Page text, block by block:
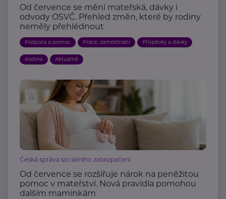
Od července se mění mateřská, dávky i
odvody OSVČ. Přehled změn, které by rodiny
neměly přehlédnout
Podpora a pomoc Práce, zaměstnání Příspěvky a dávky
Rodina Aktuálně
Česká správa sociálního zabezpečení
Od července se rozšiřuje nárok na peněžitou
pomoc v mateřství. Nová pravidla pomohou
dalším maminkám